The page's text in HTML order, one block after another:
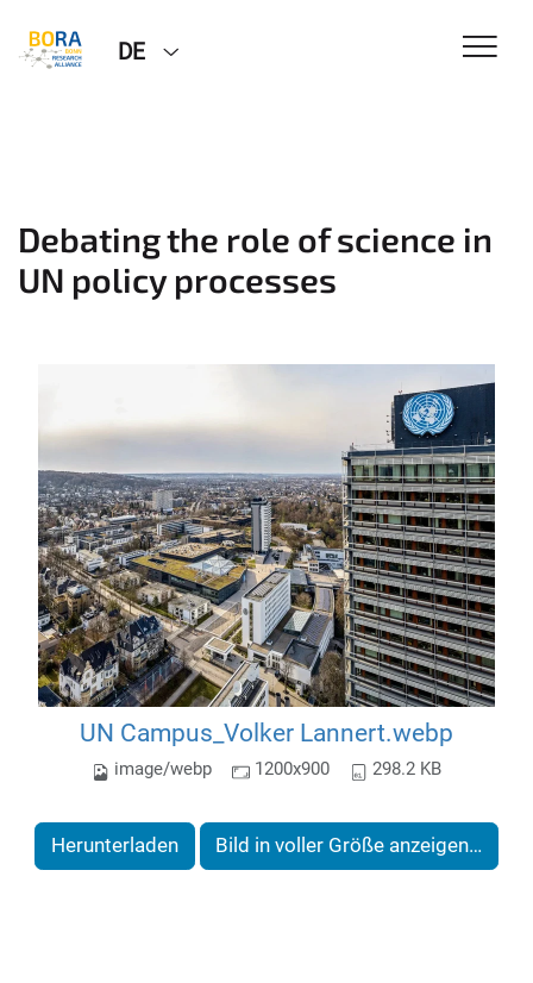
DE
Debating the role of science in
UN policy processes
UN Campus_Volker Lannert.webp
image/webp 1200x900 298.2 KB
Herunterladen Bild in voller Größe anzeigen…